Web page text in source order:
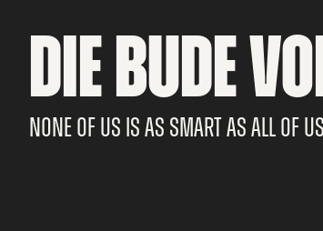
DIE BUDE
NONE OF US IS AS SMART AS ALL OF